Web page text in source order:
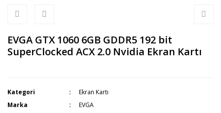
EVGA GTX 1060 6GB GDDR5 192 bit
SuperClocked ACX 2.0 Nvidia Ekran Kartı
Kategori
Ekran Kartı
Marka
EVGA